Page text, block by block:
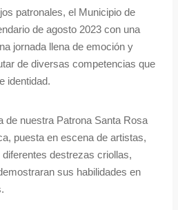
patronales, el Municipio de
de agosto 2023 con una
jornada llena de emoción y
de diversas competencias que
identidad.
de nuestra Patrona Santa Rosa
puesta en escena de artistas,
destrezas criollas,
sus habilidades en